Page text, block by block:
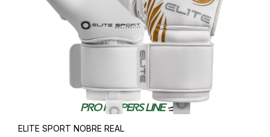
ELITE SPORT NOBRE REAL